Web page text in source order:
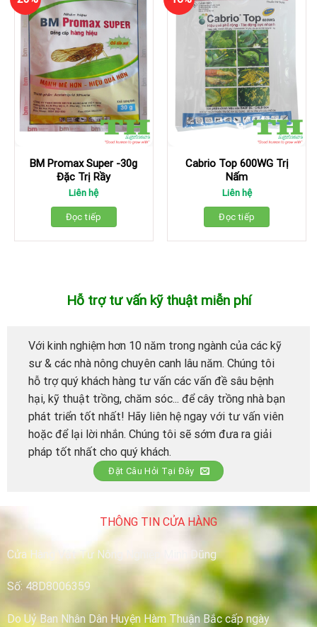
BM Promax Super -30g
Đặc Trị Rầy
Liên hệ
Đọc tiếp
Cabrio Top 600WG Trị
Nấm
Liên hệ
Đọc tiếp
Hỗ trợ tư vấn kỹ thuật miễn phí
Với kinh nghiệm hơn 10 năm trong ngành của các kỹ
sư & các nhà nông chuyên canh lâu năm. Chúng tôi
hỗ trợ quý khách hàng tư vấn các vấn đề sâu bệnh
hại, kỹ thuật trồng, chăm sóc... để cây trồng nhà bạn
phát triển tốt nhất! Hãy liên hệ ngay với tư vấn viên
hoặc để lại lời nhắn. Chúng tôi sẽ sớm đưa ra giải
pháp tốt nhất cho quý khách.
Đặt Câu Hỏi Tại Đây
THÔNG TIN CỬA HÀNG
Cửa Hàng Vật Tư Nông Nghiệp Minh Dũng
Số: 48D8006359
Do Uỷ Ban Nhân Dân Huyện Hàm Thuận Bắc cấp ngày